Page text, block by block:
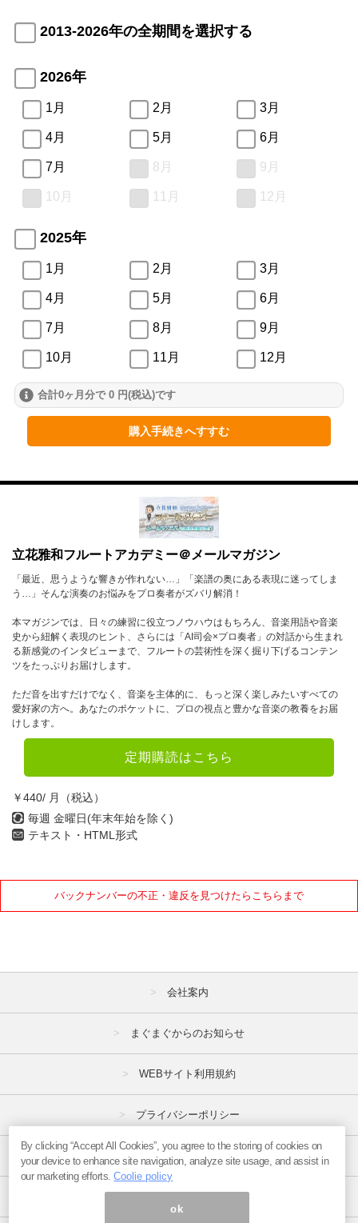
立花雅和フルートアカデミー＠メールマガジン
「最近、思うような響きが作れない…」「楽譜の奥にある表現に迷ってしま
う…」そんな演奏のお悩みをプロ奏者がズバリ解消！
本マガジンでは、日々の練習に役立つノウハウはもちろん、音楽用語や音楽
史から紐解く表現のヒント、さらには「AI司会×プロ奏者」の対話から生まれ
る新感覚のインタビューまで、フルートの芸術性を深く掘り下げるコンテン
ツをたっぷりお届けします。
ただ音を出すだけでなく、音楽を主体的に、もっと深く楽しみたいすべての
愛好家の方へ。あなたのポケットに、プロの視点と豊かな音楽の教養をお届
けします。
定期購読はこちら
￥440/ 月（税込）
毎週 金曜日(年末年始を除く)
テキスト・HTML形式
バックナンバーの不正・違反を見つけたらこちらまで
2013-2026年の全期間を選択する
2026年
1月 2月 3月
4月 5月 6月
7月 8月 9月
10月 11月 12月
2025年
1月 2月 3月
4月 5月 6月
7月 8月 9月
10月 11月 12月
2024年
2月
7月 8月 9月
11月
2023年
1月 2月
4月 5月 6月
7月 8月 9月
2022年
2月
4月 5月 6月
7月 8月
10月
2021年
1月 2月 3月
7月 8月 9月
11月
2月
10月 11月 12月
合計0ヶ月分で 0 円(税込)です
購入手続きへすすむ
会社案内
まぐまぐからのお知らせ
WEBサイト利用規約
プライバシーポリシー
特定商取引法
By clicking “Accept All Cookies”, you agree to the storing of cookies on
your device to enhance site navigation, analyze site usage, and assist in
our marketing efforts.Coolie policy
ok